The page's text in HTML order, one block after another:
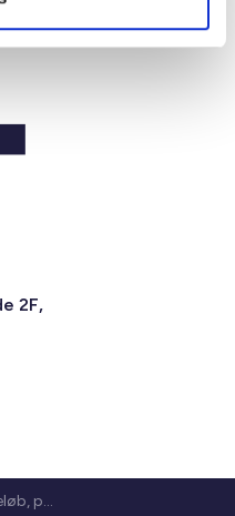
2F,
Råderetsbeløb, påkravsgebyr, beboerklagenævnsgebyr - regulering af satserne (2006)